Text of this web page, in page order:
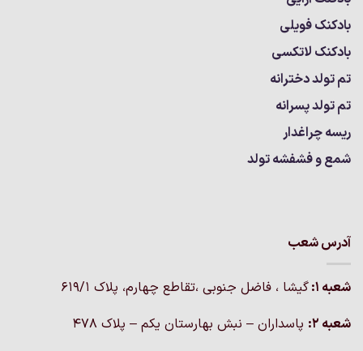
بادکنک فویلی
بادکنک لاتکسی
تم تولد دخترانه
تم تولد پسرانه
ریسه چراغدار
شمع و فشفشه تولد
آدرس شعب
شعبه 1:
گيشا ، فاضل جنوبی ،تقاطع چهارم، پلاک 619/1
شعبه 2:
پاسداران – نبش بهارستان یکم – پلاک ۴۷۸